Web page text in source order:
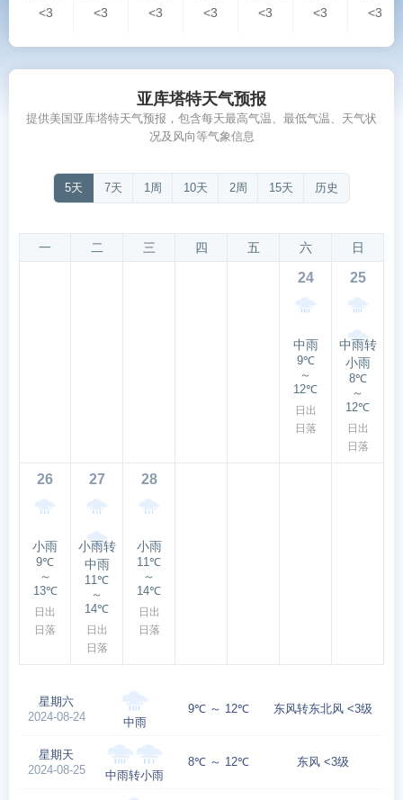
<3
<3
<3
<3
<3
<3
<3
亚库塔特天气预报
提供美国亚库塔特天气预报，包含每天最高气温、最低气温、天气状
况及风向等气象信息
5天 7天 1周 10天 2周 15天 历史
一 二 三 四 五 六 日
24
中雨
9℃
～
12℃
日出
日落
25
中雨转
小雨
8℃
～
12℃
日出
日落
26
小雨
9℃
～
13℃
日出
日落
27
小雨转
中雨
11℃
～
14℃
日出
日落
28
小雨
11℃
～
14℃
日出
日落
星期六
2024-08-24
中雨
9℃ ～ 12℃ 东风转东北风 <3级
星期天
2024-08-25
中雨转小雨
8℃ ～ 12℃ 东风 <3级